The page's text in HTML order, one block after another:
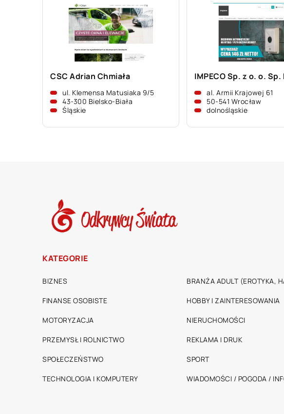
CSC Adrian Chmiała
ul. Klemensa Matusiaka 9/5
43-300 Bielsko-Biała
Śląskie
IMPECO Sp. z o. o. Sp.
al. Armii Krajowej 61
50-541 Wrocław
dolnośląskie
KATEGORIE
BIZNES BRANŻA ADULT (EROTYKA,
FINANSE OSOBISTE HOBBY I ZAINTERESOWANIA
MOTORYZACJA NIERUCHOMOŚCI
PRZEMYSŁ I ROLNICTWO REKLAMA I DRUK
SPOŁECZEŃSTWO SPORT
TECHNOLOGIA I KOMPUTERY WIADOMOŚCI / POGODA /